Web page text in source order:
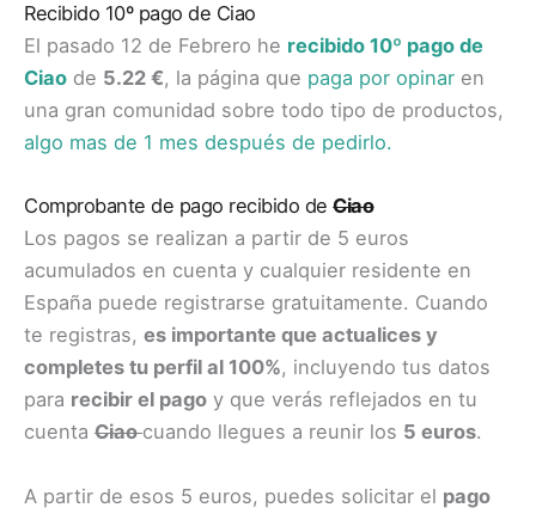
Recibido 10º pago de Ciao
El pasado 12 de Febrero he recibido 10º pago de
Ciao de 5.22 €, la página que paga por opinar en
una gran comunidad sobre todo tipo de productos,
algo mas de 1 mes después de pedirlo.
Comprobante de pago recibido deCiao
Los pagos se realizan a partir de 5 euros
acumulados en cuenta y cualquier residente en
España puede registrarse gratuitamente. Cuando
te registras, es importante que actualices y
completes tu perfil al 100%, incluyendo tus datos
para recibir el pago y que verás reflejados en tu
cuenta Ciaocuando llegues a reunir los 5 euros.
A partir de esos 5 euros, puedes solicitar el pago